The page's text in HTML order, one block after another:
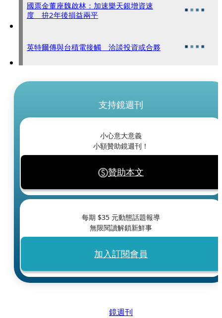
國票金董座魏啟林：加速樂天銀增資速
度 拚2年後損益兩平
英特爾傳與台積電接觸 洽談投資或合夥
支持鏡週刊
小心意大意義
小額贊助鏡週刊！
贊助本文
每期 $35 元動態話題報導
無限閱讀解鎖新鮮事
加入訂閱會員
鏡週刊